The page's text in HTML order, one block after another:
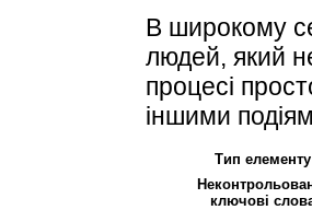
В широкому
людей, який
процесі
іншими
Тип
ключові